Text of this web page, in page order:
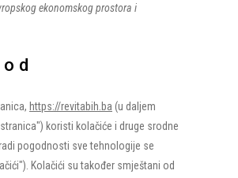
ekonomskog prostora i
https://revitabih.ba (u daljem
koristi kolačiće i druge srodne
pogodnosti sve tehnologije se
Kolačići su također smještani od